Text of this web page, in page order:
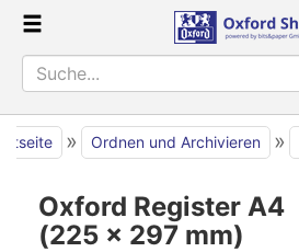
» Ordnen und Archivieren »
Oxford Register A4
(225 x 297 mm)